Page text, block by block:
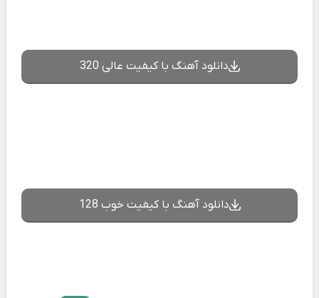
دانلود آهنگ با کیفیت عالی 320
دانلود آهنگ با کیفیت خوب 128